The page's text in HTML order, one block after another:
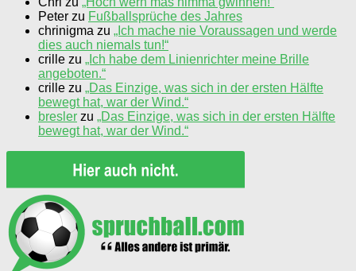
Peter zu Fußballsprüche des Jahres
chrinigma zu „Ich mache nie Voraussagen und werde
dies auch niemals tun!“
crille zu „Ich habe dem Linienrichter meine Brille
angeboten.“
crille zu „Das Einzige, was sich in der ersten Hälfte
bewegt hat, war der Wind.“
bresler zu „Das Einzige, was sich in der ersten Hälfte
bewegt hat, war der Wind.“